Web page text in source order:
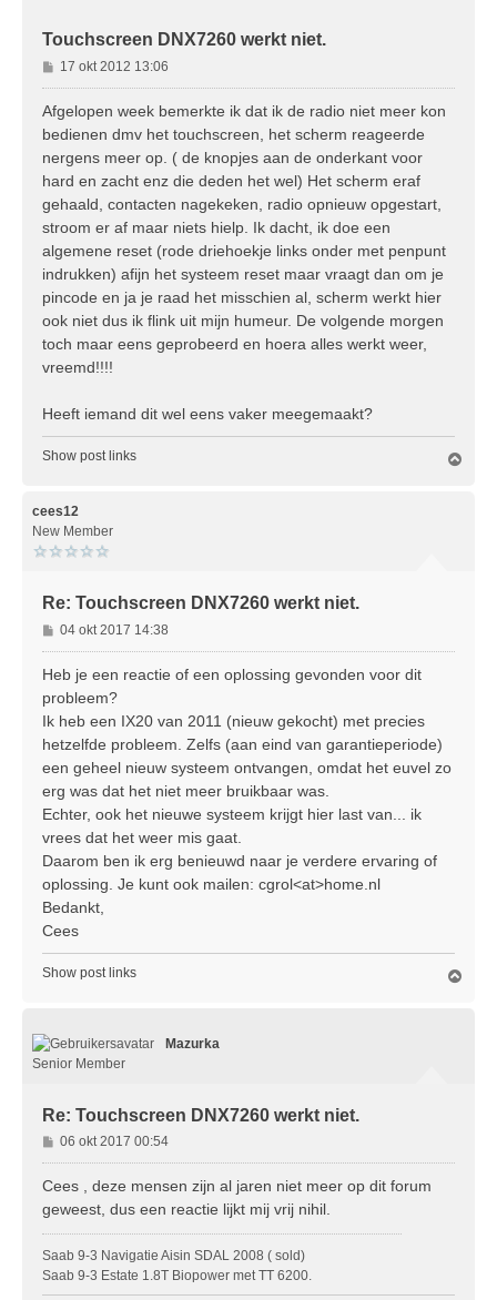
Touchscreen DNX7260 werkt niet.
B
e
r
i
c
h
t
17 okt 2012 13:06
Afgelopen week bemerkte ik dat ik de radio niet meer kon
bedienen dmv het touchscreen, het scherm reageerde
nergens meer op. ( de knopjes aan de onderkant voor
hard en zacht enz die deden het wel) Het scherm eraf
gehaald, contacten nagekeken, radio opnieuw opgestart,
stroom er af maar niets hielp. Ik dacht, ik doe een
algemene reset (rode driehoekje links onder met penpunt
indrukken) afijn het systeem reset maar vraagt dan om je
pincode en ja je raad het misschien al, scherm werkt hier
ook niet dus ik flink uit mijn humeur. De volgende morgen
toch maar eens geprobeerd en hoera alles werkt weer,
vreemd!!!!
Heeft iemand dit wel eens vaker meegemaakt?
Show post links
cees12
New Member
Re: Touchscreen DNX7260 werkt niet.
B
e
c
h
t
04 okt 2017 14:38
Heb je een reactie of een oplossing gevonden voor dit
probleem?
Ik heb een IX20 van 2011 (nieuw gekocht) met precies
hetzelfde probleem. Zelfs (aan eind van garantieperiode)
een geheel nieuw systeem ontvangen, omdat het euvel zo
erg was dat het niet meer bruikbaar was.
Echter, ook het nieuwe systeem krijgt hier last van... ik
vrees dat het weer mis gaat.
Daarom ben ik erg benieuwd naar je verdere ervaring of
oplossing. Je kunt ook mailen: cgrol<at>home.nl
Bedankt,
Cees
Show post links
Mazurka
Senior Member
Re: Touchscreen DNX7260 werkt niet.
B
e
r
t
06 okt 2017 00:54
Cees , deze mensen zijn al jaren niet meer op dit forum
geweest, dus een reactie lijkt mij vrij nihil.
Saab 9-3 Navigatie Aisin SDAL 2008 ( sold)
Saab 9-3 Estate 1.8T Biopower met TT 6200.